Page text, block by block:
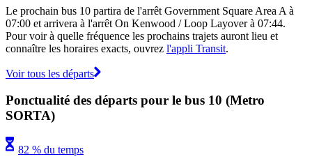
Le prochain bus 10 partira de l'arrêt Government Square Area A à
07:00 et arrivera à l'arrêt On Kenwood / Loop Layover à 07:44.
Pour voir à quelle fréquence les prochains trajets auront lieu et
connaître les horaires exacts, ouvrez l'appli Transit.
Voir tous les départs
Ponctualité des départs pour le bus 10 (Metro
SORTA)
82 % du temps